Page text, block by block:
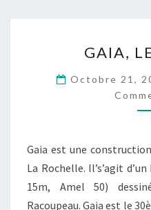
GAIA,
Octobre 21,
Gaia est une
La Rochelle. Il’s’agit
15m, Amel 50)
Racoupeau. Gaia est le